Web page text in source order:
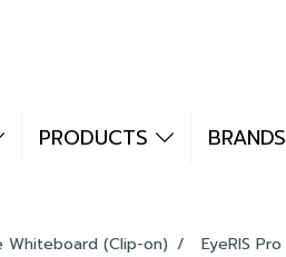
PRODUCTS BRANDS
Whiteboard (Clip-on) EyeRIS Pro